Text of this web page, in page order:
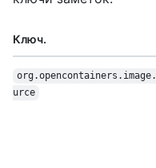
Ключ.
urce